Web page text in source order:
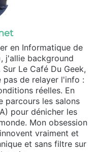
en Informatique de
j'allie background
Le Café Du Geek,
pas de relayer l'info :
réelles. En
parcours les salons
pour dénicher les
Mon obsession
vraiment et
et sans filtre sur